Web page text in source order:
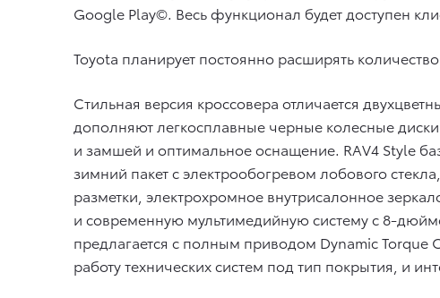
Google Play©. Весь функционал будет доступен
Toyota планирует постоянно расширять
Стильная версия кроссовера отличается
дополняют легкосплавные черные колесные
и замшей и оптимальное оснащение. RAV4 Style
зимний пакет с электрообогревом лобового
разметки, электрохромное внутрисалонное
и современную мультимедийную систему с 8-
предлагается с полным приводом Dynamic
работу технических систем под тип покрытия, и